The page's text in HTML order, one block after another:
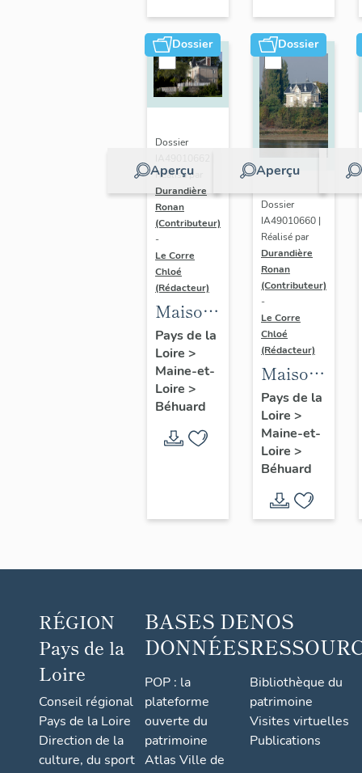
de
retraite
de
prêtres
dit
établissement
diocésain
de
Béhuard
Dossier
Aperçu
Dossier
Réalisé par
Durandière
Ronan
(Contributeur)
-
Le Corre
Chloé
(Rédacteur)
Maison
de
villégiature
dite Les
Mimosas,
Merdreau
Pays de la
Loire >
Maine-et-
Loire >
Béhuard
Dossier
Aperçu
Dossier
IA49010660 |
Réalisé par
Durandière
Ronan
(Contributeur)
-
Le Corre
Chloé
(Rédacteur)
Maison
de
villégiature
dite Les
Mouettes,
Merdreau
Pays de la
Loire >
Maine-et-
Loire >
Béhuard
RÉGION
Pays de la
Loire
Conseil régional
Pays de la Loire
Direction de la
culture, du sport
BASES DE
DONNÉES
POP : la
plateforme
ouverte du
patrimoine
Atlas Ville de
NOS
Bibliothèque du
patrimoine
Visites virtuelles
Publications